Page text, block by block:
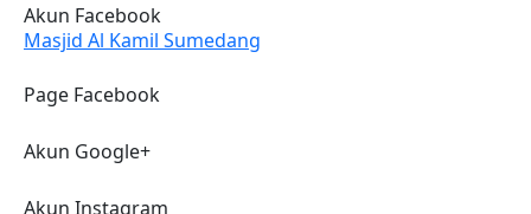
Akun Facebook
Masjid Al Kamil Sumedang
Page Facebook
Akun Google+
Akun Instagram